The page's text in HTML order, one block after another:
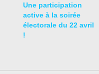
Une participation
active à la soirée
électorale du 22 avril
!